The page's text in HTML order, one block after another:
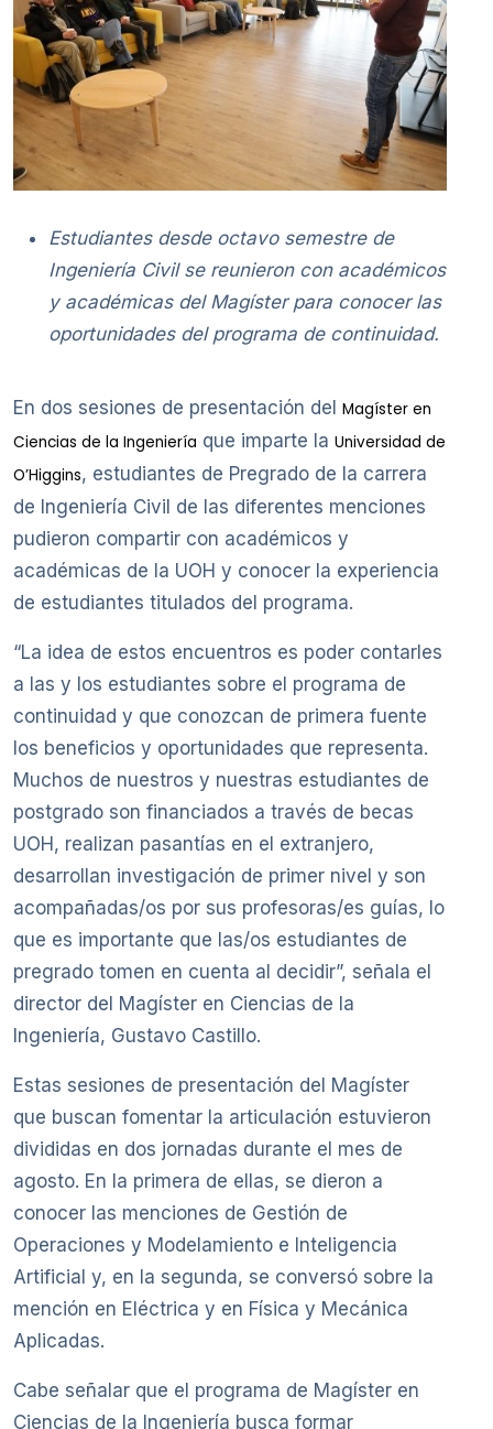
Estudiantes desde octavo semestre de
Ingeniería Civil se reunieron con académicos
y académicas del Magíster para conocer las
oportunidades del programa de continuidad.
En dos sesiones de presentación del Magíster en
Ciencias de la Ingeniería que imparte la Universidad de
O’Higgins, estudiantes de Pregrado de la carrera
de Ingeniería Civil de las diferentes menciones
pudieron compartir con académicos y
académicas de la UOH y conocer la experiencia
de estudiantes titulados del programa.
“La idea de estos encuentros es poder contarles
a las y los estudiantes sobre el programa de
continuidad y que conozcan de primera fuente
los beneficios y oportunidades que representa.
Muchos de nuestros y nuestras estudiantes de
postgrado son financiados a través de becas
UOH, realizan pasantías en el extranjero,
desarrollan investigación de primer nivel y son
acompañadas/os por sus profesoras/es guías, lo
que es importante que las/os estudiantes de
pregrado tomen en cuenta al decidir”, señala el
director del Magíster en Ciencias de la
Ingeniería, Gustavo Castillo.
Estas sesiones de presentación del Magíster
que buscan fomentar la articulación estuvieron
divididas en dos jornadas durante el mes de
agosto. En la primera de ellas, se dieron a
conocer las menciones de Gestión de
Operaciones y Modelamiento e Inteligencia
Artificial y, en la segunda, se conversó sobre la
mención en Eléctrica y en Física y Mecánica
Aplicadas.
Cabe señalar que el programa de Magíster en
Ciencias de la Ingeniería busca formar